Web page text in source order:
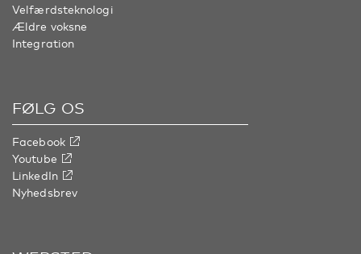
Velfærdsteknologi
Ældre voksne
Integration
FØLG OS
Facebook
Youtube
LinkedIn
Nyhedsbrev